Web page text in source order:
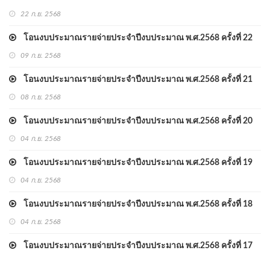
22 ก.ย. 2568
โอนงบประมาณรายจ่ายประจำปีงบประมาณ พ.ศ.2568 ครั้งที่ 22
09 ก.ย. 2568
โอนงบประมาณรายจ่ายประจำปีงบประมาณ พ.ศ.2568 ครั้งที่ 21
08 ก.ย. 2568
โอนงบประมาณรายจ่ายประจำปีงบประมาณ พ.ศ.2568 ครั้งที่ 20
04 ก.ย. 2568
โอนงบประมาณรายจ่ายประจำปีงบประมาณ พ.ศ.2568 ครั้งที่ 19
04 ก.ย. 2568
โอนงบประมาณรายจ่ายประจำปีงบประมาณ พ.ศ.2568 ครั้งที่ 18
04 ก.ย. 2568
โอนงบประมาณรายจ่ายประจำปีงบประมาณ พ.ศ.2568 ครั้งที่ 17